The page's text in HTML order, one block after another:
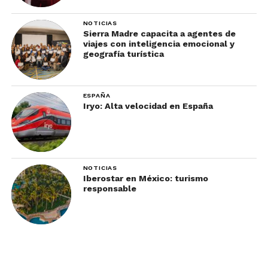
¿Cuál de estos Pueblos
Mágicos de Puebla
NOTICIAS
Sierra Madre capacita a agentes de
viajes con inteligencia emocional y
geografía turística
ESPAÑA
Iryo: Alta velocidad en España
NOTICIAS
Iberostar en México: turismo
responsable